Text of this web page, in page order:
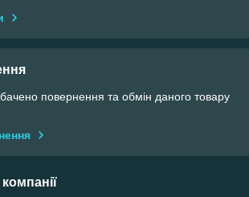
повернення та обмін даного товару